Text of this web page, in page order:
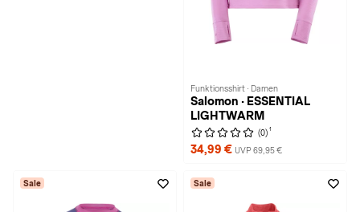
Funktionsshirt · Damen
Salomon · ESSENTIAL
LIGHTWARM
(0) 1
34,99 € UVP 69,95 €
Sale Sale